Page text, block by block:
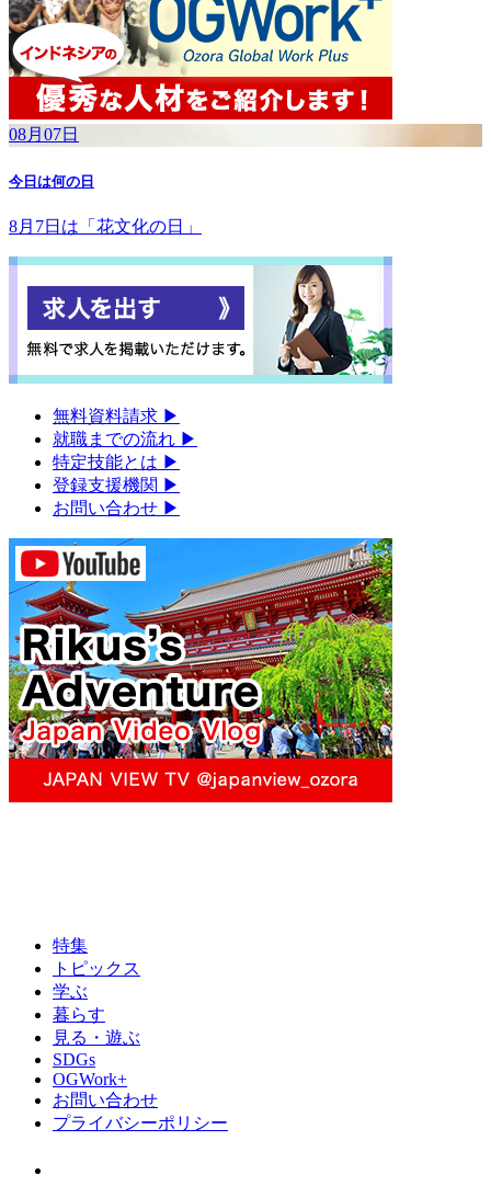
08月07日
今日は何の日
8月7日は「花文化の日」
無料資料請求 ▶︎
就職までの流れ ▶︎
特定技能とは ▶︎
登録支援機関 ▶︎
お問い合わせ ▶︎
特集
トピックス
学ぶ
暮らす
見る・遊ぶ
SDGs
OGWork+
お問い合わせ
プライバシーポリシー